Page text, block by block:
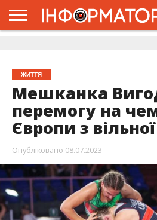
ЖИТТЯ
Мешканка
перемогу на
Європи з
Опубліковано 08.07.2023